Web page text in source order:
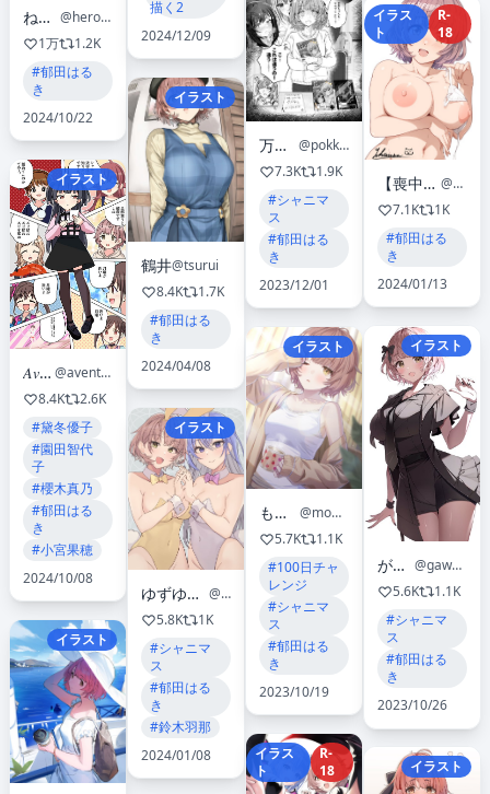
ねいさん
@hero_neisan
1万
1.2K
#郁田はる
き
2024/10/22
イラスト
𝐴𝑣𝑒𝑛𝑡𝑎𝑑𝑜𝑟
@aventador_770_4
8.4K
2.6K
#黛冬優子
#園田智代
子
#櫻木真乃
#郁田はる
き
#小宮果穂
2024/10/08
イラスト
描く2
2024/12/09
イラスト
鶴井@tsurui
8.4K
1.7K
#郁田はる
き
2024/04/08
イラスト
ゆずゆい@C107 ２日目東6ク-61a
@Yuzu_Yui8
5.8K
1K
#シャニマ
ス
#郁田はる
き
#鈴木羽那
2024/01/08
万手観音
@pokka0801
7.3K
1.9K
#シャニマ
ス
#郁田はる
き
2023/12/01
イラスト
ももいもん
@momoimon_1
5.7K
1.1K
#100日チャ
レンジ
#シャニマ
ス
#郁田はる
き
2023/10/19
イラス
ト
R-
18
イラス
ト
R-
18
【喪中】行政（ユキマサ）
@yuki_masa
7.1K
1K
#郁田はる
き
2024/01/13
イラスト
がわわわ
@gawa_wawa
5.6K
1.1K
#シャニマ
ス
#郁田はる
き
2023/10/26
イラスト